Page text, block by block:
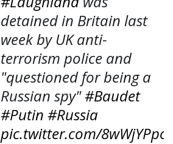
detained in Britain last
week by UK anti-
terrorism police and
"questioned for being a
Russian spy"#Baudet
#Putin #Russia
pic.twitter.com/